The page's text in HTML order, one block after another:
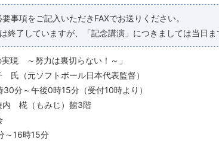
要事項をご記入いただきFAXでお送りください。
終了していますが、「記念講演」につきましては当日ま
現 ～努力は裏切らない！～」
（元ソフトボール日本代表監督）
分～午後0時15分（受付10時より）
内 椛（もみじ）館3階
～16時15分